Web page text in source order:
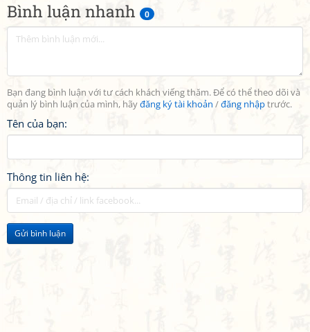
Bình luận nhanh 0
Bạn đang bình luận với tư cách khách viếng thăm. Để có thể theo dõi và
quản lý bình luận của mình, hãyđăng ký tài khoản /đăng nhậptrước.
Tên của bạn:
Thông tin liên hệ:
Gửi bình luận